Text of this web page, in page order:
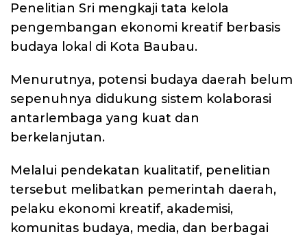
Penelitian Sri mengkaji tata kelola
pengembangan ekonomi kreatif berbasis
budaya lokal di Kota Baubau.
Menurutnya, potensi budaya daerah belum
sepenuhnya didukung sistem kolaborasi
antarlembaga yang kuat dan
berkelanjutan.
Melalui pendekatan kualitatif, penelitian
tersebut melibatkan pemerintah daerah,
pelaku ekonomi kreatif, akademisi,
komunitas budaya, media, dan berbagai